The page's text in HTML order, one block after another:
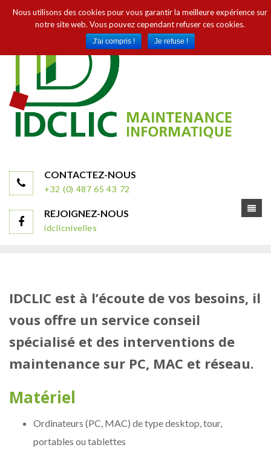
CONTACTEZ-NOUS
+32 (0) 487 65 43 72
REJOIGNEZ-NOUS
idclicnivelles
IDCLIC est à l’écoute de vos besoins, il
vous offre un service conseil
spécialisé et des interventions de
maintenance sur PC, MAC et réseau.
Matériel
Ordinateurs (PC, MAC) de type desktop, tour,
portables ou tablettes
Nous utilisons des cookies pour vous garantir la meilleure expérience sur
notre site web. Vous pouvez cependant refuser ces cookies.
J'ai compris ! Je refuse !